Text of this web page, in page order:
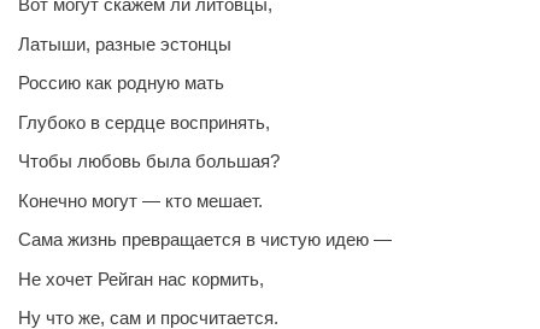
Вот могут скажем ли литовцы,
Латыши, разные эстонцы
Россию как родную мать
Глубоко в сердце воспринять,
Чтобы любовь была большая?
Конечно могут — кто мешает.
Сама жизнь превращается в чистую идею —
Не хочет Рейган нас кормить,
Ну что же, сам и просчитается.